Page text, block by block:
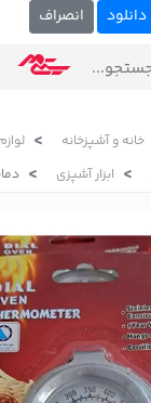
دانلود انصراف
خانه و آشپزخانه
ابزار آشپزی